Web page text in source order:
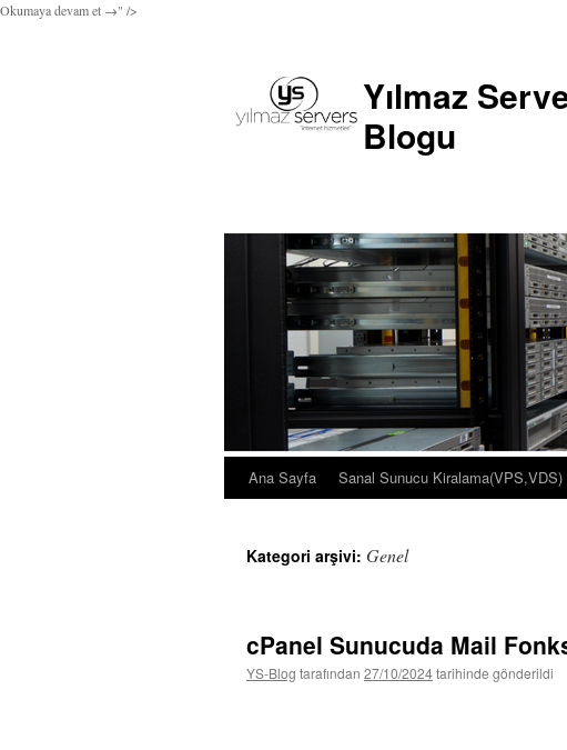
Okumaya devam et →" />
Yılmaz
Blogu
İçeriğe
Ana Sayfa Sanal Sunucu Kiralama(VPS,VDS)
Kategori arşivi: Genel
cPanel Sunucuda Mail
YS-Blog tarafından 27/10/2024tarihinde gönderildi